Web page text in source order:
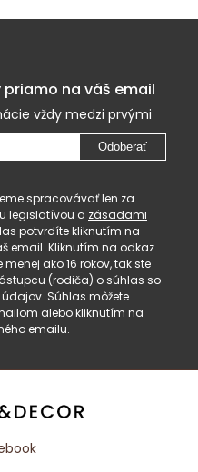
na váš email
vždy medzi prvými
Odoberať
spracovávať len za
legislatívou a zásadami
potvrdíte kliknutím na
email. Kliknutím na odkaz
ako 16 rokov, tak ste
(rodiča) o súhlas so
Súhlas môžete
alebo kliknutím na
emailu.